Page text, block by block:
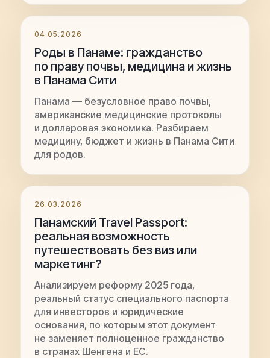
04.05.2026
Роды в Панаме: гражданство
по праву почвы, медицина и жизнь
в Панама Сити
Панама — безусловное право почвы,
американские медицинские протоколы
и долларовая экономика. Разбираем
медицину, бюджет и жизнь в Панама Сити
для родов.
26.03.2026
Панамский Travel Passport:
реальная возможность
путешествовать без виз или
маркетинг?
Анализируем реформу 2025 года,
реальный статус специального паспорта
для инвесторов и юридические
основания, по которым этот документ
не заменяет полноценное гражданство
в странах Шенгена и ЕС.